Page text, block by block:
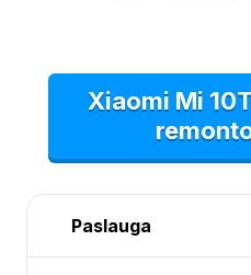
Xiaomi Mi
Paslauga